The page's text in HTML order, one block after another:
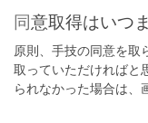
同意取得はい
原則、手技の同意を取
取っていただければと
られなかった場合は、